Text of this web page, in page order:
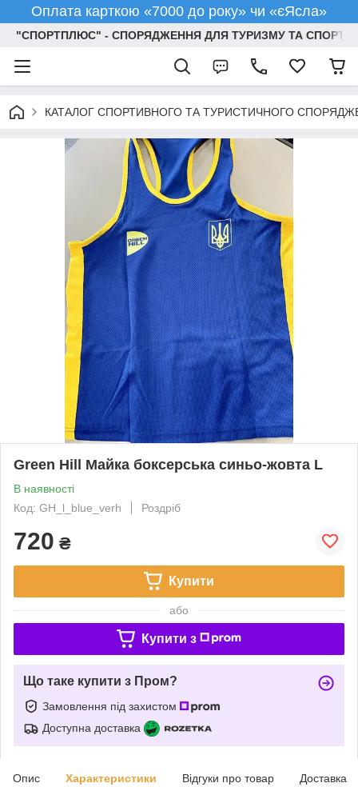
Оплата карткою «7000 до року» чи «єЯсла»
"СПОРТПЛЮС" - СПОРЯДЖЕННЯ ДЛЯ ТУРИЗМУ ТА СПОРТУ
КАТАЛОГ СПОРТИВНОГО ТА ТУРИСТИЧНОГО
Green Hill Майка боксерська синьо-жовта L
В наявності
Код: GH_l_blue_verh
Роздріб
720 ₴
Купити
або
Купити з
Що таке купити з Пром?
Замовлення під захистом
Доступна доставка
Опис Характеристики Відгуки про товар Доставка